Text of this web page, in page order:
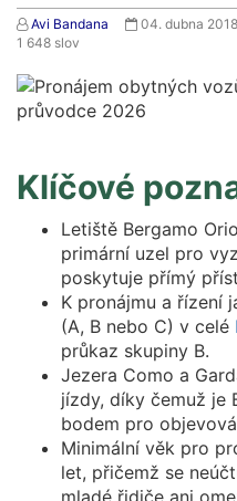
Avi Bandana 04. dubna 2018
1 648 slov
Klíčové
Letiště Bergamo
primární uzel pro
poskytuje přímý
K pronájmu a řízení
(A, B nebo C) v celé
průkaz skupiny B.
Jezera Como a
jízdy, díky čemuž je
bodem pro
Minimální věk pro
let, přičemž se
mladé řidiče ani